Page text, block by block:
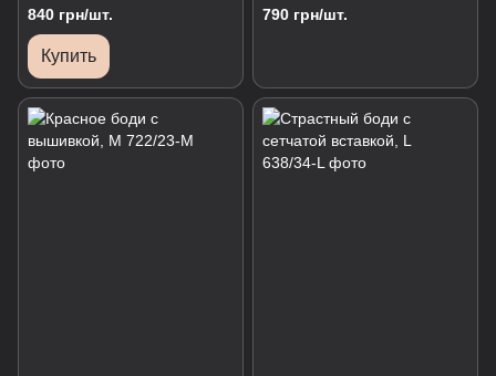
840 грн/шт.
Купить
790 грн/шт.